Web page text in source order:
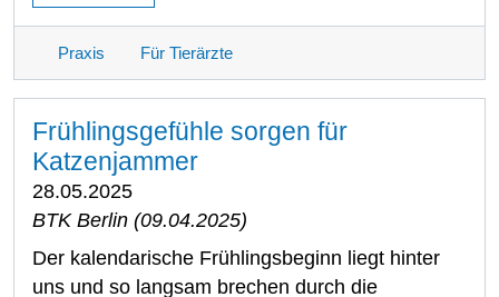
Praxis Für Tierärzte
Frühlingsgefühle sorgen für
Katzenjammer
28.05.2025
BTK Berlin (09.04.2025)
Der kalendarische Frühlingsbeginn liegt hinter
uns und so langsam brechen durch die